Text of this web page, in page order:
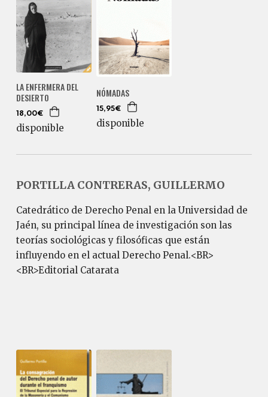
LA ENFERMERA DEL
DESIERTO
18,00€
disponible
NÓMADAS
15,95€
disponible
PORTILLA CONTRERAS, GUILLERMO
Catedrático de Derecho Penal en la Universidad de
Jaén, su principal línea de investigación son las
teorías sociológicas y filosóficas que están
influyendo en el actual Derecho Penal.<BR>
<BR>Editorial Catarata